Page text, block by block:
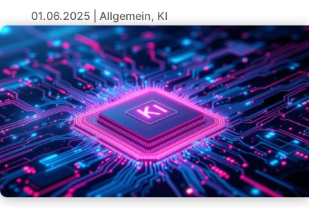
01.06.2025 Allgemein, KI